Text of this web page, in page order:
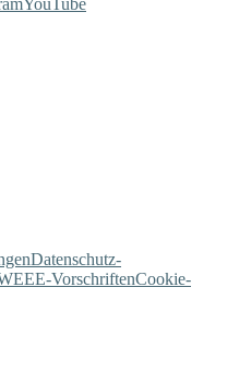
Datenschutz-
VorschriftenCookie-